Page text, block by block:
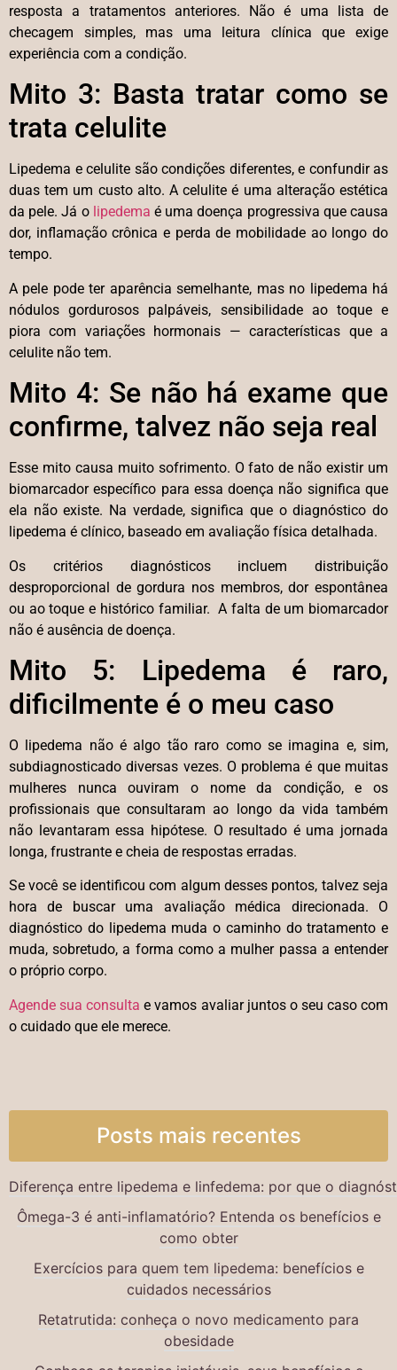
resposta a tratamentos anteriores. Não é uma lista de
checagem simples, mas uma leitura clínica que exige
experiência com a condição.
Mito 3: Basta tratar como se
trata celulite
Lipedema e celulite são condições diferentes, e confundir as
duas tem um custo alto. A celulite é uma alteração estética
da pele. Já o lipedema é uma doença progressiva que causa
dor, inflamação crônica e perda de mobilidade ao longo do
tempo.
A pele pode ter aparência semelhante, mas no lipedema há
nódulos gordurosos palpáveis, sensibilidade ao toque e
piora com variações hormonais — características que a
celulite não tem.
Mito 4: Se não há exame que
confirme, talvez não seja real
Esse mito causa muito sofrimento. O fato de não existir um
biomarcador específico para essa doença não significa que
ela não existe. Na verdade, significa que o diagnóstico do
lipedema é clínico, baseado em avaliação física detalhada.
Os critérios diagnósticos incluem distribuição
desproporcional de gordura nos membros, dor espontânea
ou ao toque e histórico familiar. A falta de um biomarcador
não é ausência de doença.
Mito 5: Lipedema é raro,
dificilmente é o meu caso
O lipedema não é algo tão raro como se imagina e, sim,
subdiagnosticado diversas vezes. O problema é que muitas
mulheres nunca ouviram o nome da condição, e os
profissionais que consultaram ao longo da vida também
não levantaram essa hipótese. O resultado é uma jornada
longa, frustrante e cheia de respostas erradas.
Se você se identificou com algum desses pontos, talvez seja
hora de buscar uma avaliação médica direcionada. O
diagnóstico do lipedema muda o caminho do tratamento e
muda, sobretudo, a forma como a mulher passa a entender
o próprio corpo.
Agende sua consulta e vamos avaliar juntos o seu caso com
o cuidado que ele merece.
Posts mais recentes
Diferença entre lipedema e linfedema: por que o
Ômega-3 é anti-inflamatório? Entenda os benefícios e
como obter
Exercícios para quem tem lipedema: benefícios e
cuidados necessários
Retatrutida: conheça o novo medicamento para
obesidade